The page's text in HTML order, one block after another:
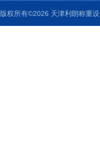
版权所有©2026 天津利朗称重